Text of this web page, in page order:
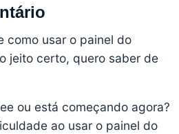
como usar o painel do
jeito certo, quero saber de
ou está começando agora?
ao usar o painel do